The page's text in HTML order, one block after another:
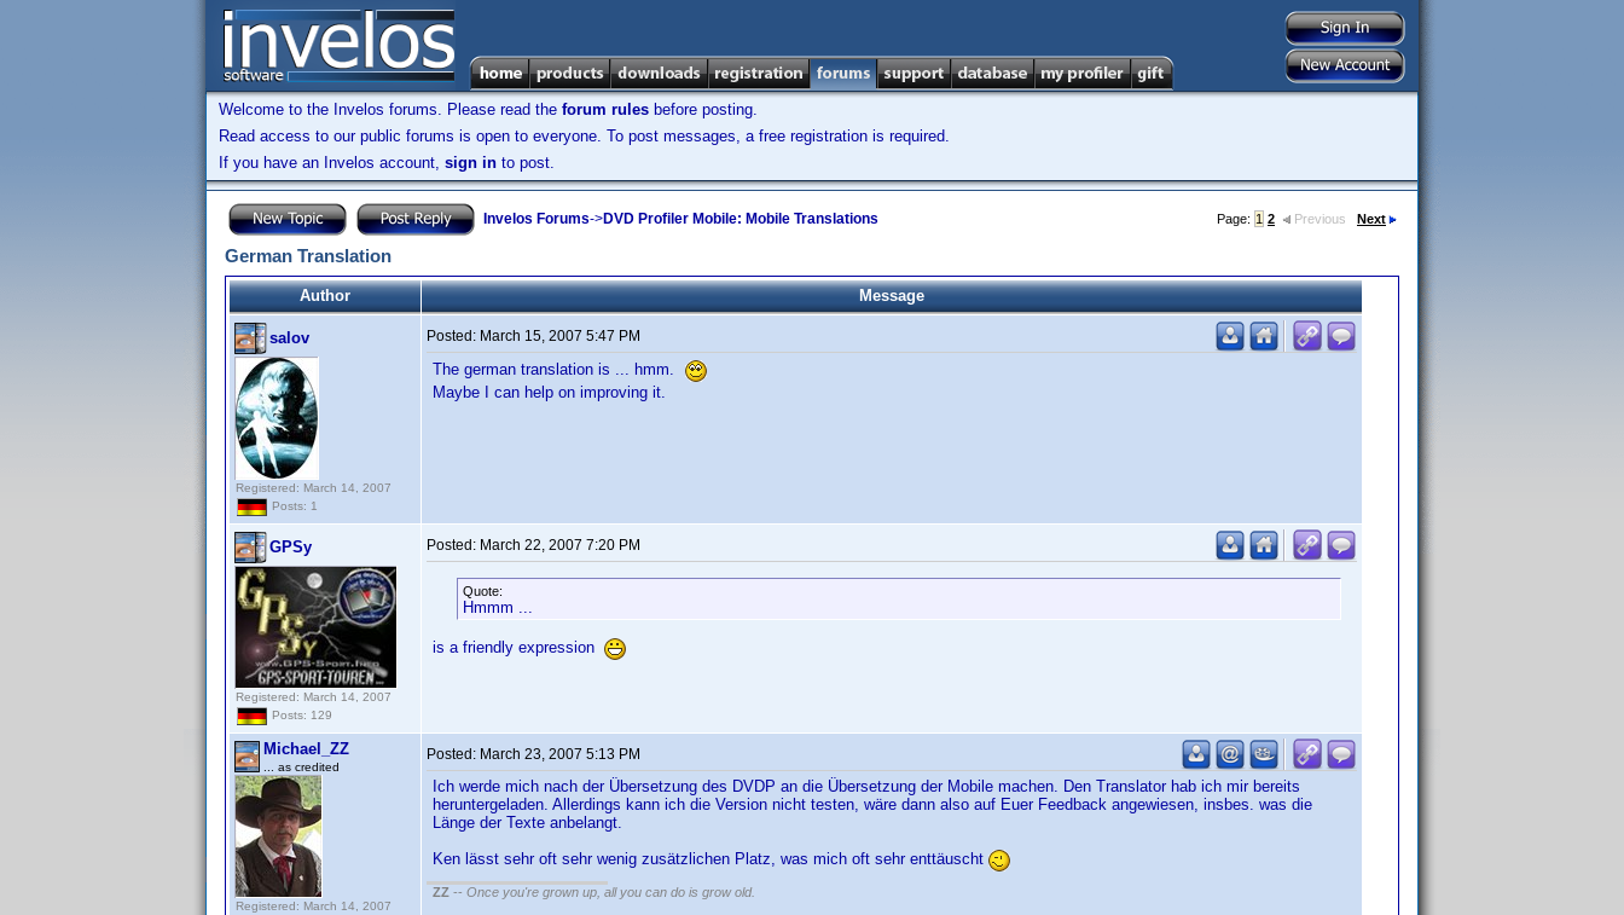
Welcome to the Invelos forums. Please read the forum rules before posting.
Read access to our public forums is open to everyone. To post messages, a free registration is required.
If you have an Invelos account, sign in to post.
Invelos Forums->DVD Profiler Mobile: Mobile Translations Page: 1 2 Previous Next
German Translation
Author Message
salov
Registered: March 14, 2007
Posts: 1
Posted: March 15, 2007 5:47 PM
The german translation is ... hmm.
Maybe I can help on improving it.
GPSy
Registered: March 14, 2007
Posts: 129
Posted: March 22, 2007 7:20 PM
Quote:
Hmmm ...
is a friendly expression
Michael_ZZ
... as credited
Registered: March 14, 2007
Posted: March 23, 2007 5:13 PM
Ich werde mich nach der Übersetzung des DVDP an die Übersetzung der Mobile machen. Den Translator hab ich mir bereits
heruntergeladen. Allerdings kann ich die Version nicht testen, wäre dann also auf Euer Feedback angewiesen, insbes. was die
Länge der Texte anbelangt.
Ken lässt sehr oft sehr wenig zusätzlichen Platz, was mich oft sehr enttäuscht
ZZ -- Once you're grown up, all you can do is grow old.